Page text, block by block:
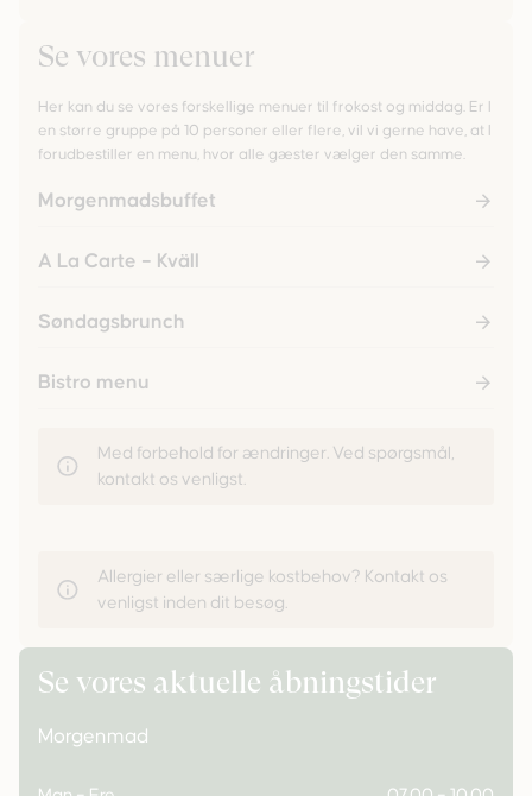
Se vores menuer
Her kan du se vores forskellige menuer til frokost og middag. Er I
en større gruppe på 10 personer eller flere, vil vi gerne have, at I
forudbestiller en menu, hvor alle gæster vælger den samme.
Morgenmadsbuffet
A La Carte – Kväll
Søndagsbrunch
Bistro menu
Med forbehold for ændringer. Ved spørgsmål,
kontakt os venligst.
Allergier eller særlige kostbehov? Kontakt os
venligst inden dit besøg.
Se vores aktuelle åbningstider
Morgenmad